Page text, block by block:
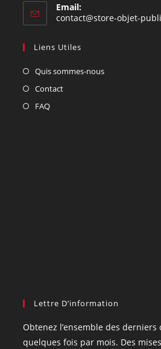
Email:
contact@store-objet-
Liens Utiles
Quis sommes-nous
Contact
FAQ
Lettre D’information
Obtenez l’ensemble des
quelques fois par mois. Des